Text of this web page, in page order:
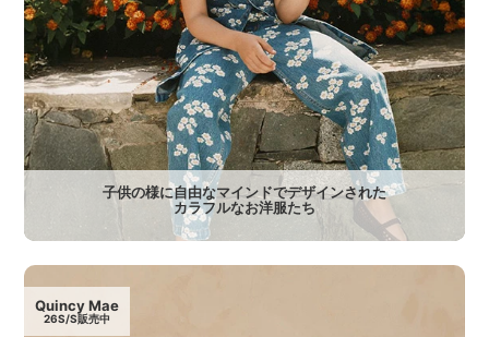
子供の様に自由なマインドでデザインされた
カラフルなお洋服たち
Quincy Mae
26S/S販売中